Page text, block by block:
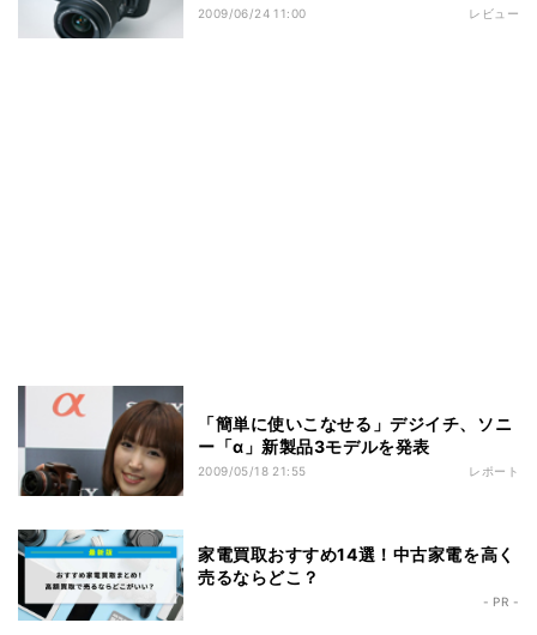
2009/06/24 11:00 レビュー
「簡単に使いこなせる」デジイチ、ソニ
ー「α」新製品3モデルを発表
2009/05/18 21:55 レポート
家電買取おすすめ14選！中古家電を高く
売るならどこ？
- PR -